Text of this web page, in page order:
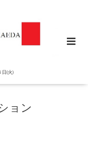
(火)
ョン